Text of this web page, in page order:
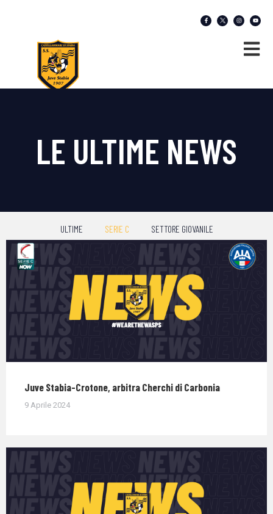
LE ULTIME NEWS
ULTIME SERIE C SETTORE GIOVANILE
Juve Stabia-Crotone, arbitra Cherchi di Carbonia
9 Aprile 2024